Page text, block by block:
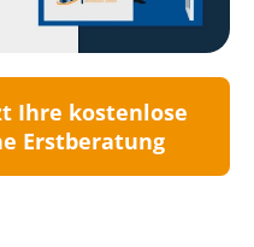
Ihre kostenlose
Erstberatung